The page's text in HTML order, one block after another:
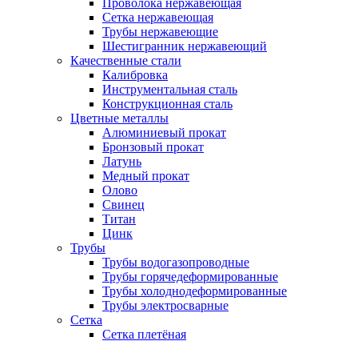
Проволока нержавеющая
Сетка нержавеющая
Трубы нержавеющие
Шестигранник нержавеющий
Качественные стали
Калибровка
Инструментальная сталь
Конструкционная сталь
Цветные металлы
Алюминиевый прокат
Бронзовый прокат
Латунь
Медный прокат
Олово
Свинец
Титан
Цинк
Трубы
Трубы водогазопроводные
Трубы горячедеформированные
Трубы холоднодеформированные
Трубы электросварные
Сетка
Сетка плетёная